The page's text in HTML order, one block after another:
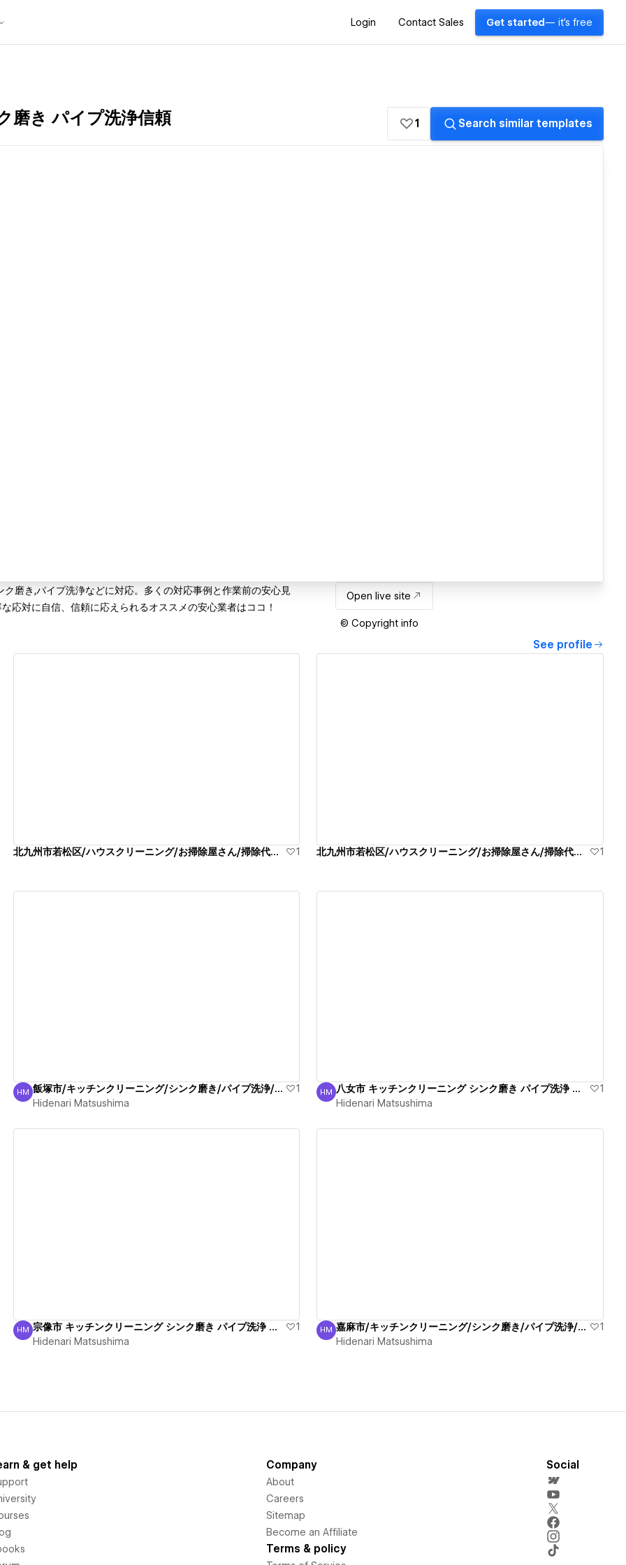
Login Contact Sales Get started — it's free
磨き パイプ洗浄信頼 1 Search similar templates
磨き,パイプ洗浄などに対応。多くの対応事例と作業前の安心見
応対に自信、信頼に応えられるオススメの安心業者はココ！
Open live site
© Copyright info
See profile
北九州市若松区/ハウスクリーニング/お掃除屋さん/掃除代行業者 1 北九州市若松区/ハウスクリーニング/お掃除屋さん/掃除代行業者 1
Hidenari Matsushima
HM 飯塚市/キッチンクリーニング/シンク磨き/パイプ洗浄/安心
1
Hidenari Matsushima
Hidenari Matsushima
HM 八女市 キッチンクリーニング シンク磨き パイプ洗浄 安心
1
Hidenari Matsushima
Hidenari Matsushima
HM 宗像市 キッチンクリーニング シンク磨き パイプ洗浄 出張
1
Hidenari Matsushima
Hidenari Matsushima
HM 嘉麻市/キッチンクリーニング/シンク磨き/パイプ洗浄/信頼
1
Hidenari Matsushima
& get help Company
About
Careers
Sitemap
Become an Affiliate
Terms & policy
Social